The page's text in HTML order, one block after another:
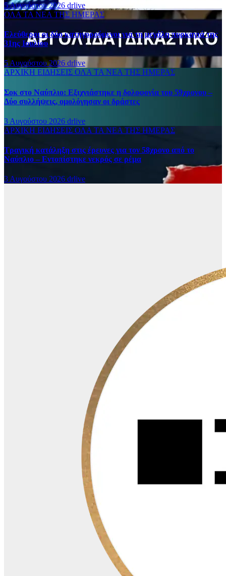
5 Αυγούστου 2026 drlive
ΟΛΑ ΤΑ ΝΕΑ ΤΗΣ ΗΜΕΡΑΣ
Ελεύθεροι οι δύο κατηγορούμενοι για τη μεγάλη πυρκαγιά της
31ης Ιουλίου
5 Αυγούστου 2026 drlive
ΑΡΧΙΚΗ ΕΙΔΗΣΕΙΣ ΟΛΑ ΤΑ ΝΕΑ ΤΗΣ ΗΜΕΡΑΣ
Σοκ στο Ναύπλιο: Εξιχνιάστηκε η δολοφονία του 59χρονου –
Δύο συλλήψεις, ομολόγησαν οι δράστες
3 Αυγούστου 2026 drlive
ΑΡΧΙΚΗ ΕΙΔΗΣΕΙΣ ΟΛΑ ΤΑ ΝΕΑ ΤΗΣ ΗΜΕΡΑΣ
Τραγική κατάληξη στις έρευνες για τον 58χρονο από το
Ναύπλιο – Εντοπίστηκε νεκρός σε ρέμα
3 Αυγούστου 2026 drlive